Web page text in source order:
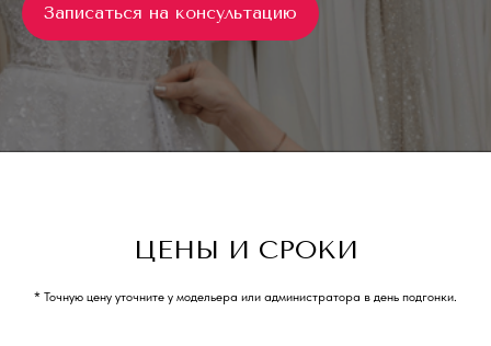
Записаться на консультацию
ЦЕНЫ И СРОКИ
* Точную цену уточните у модельера или администратора в день подгонки.